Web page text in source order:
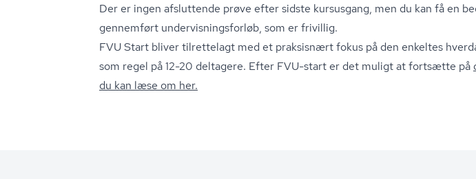
Der er ingen afsluttende prøve efter sidste kursusgang, men du kan få en
gennemført un­der­vis­nings­for­løb, som er frivillig.
FVU Start bliver tilrettelagt med et praksisnært fokus på den enkeltes
som regel på 12-20 deltagere. Efter FVU-start er det muligt at fortsætte på
du kan læse om her.